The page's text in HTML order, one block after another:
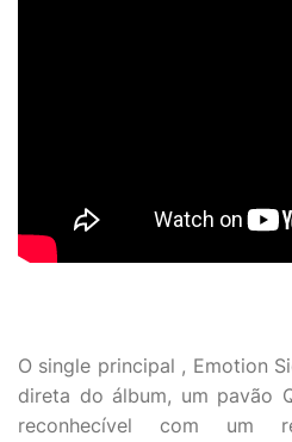
O single principal , Emotion
direta do álbum, um pavão
reconhecível com um